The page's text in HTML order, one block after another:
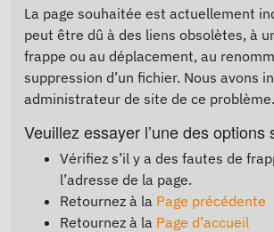
La page souhaitée est actuellement
peut être dû à des liens obsolètes, à
frappe ou au déplacement, au
suppression d’un fichier. Nous avons
administrateur de site de ce problème.
Veuillez essayer l’une des options
Vérifiez s’il y a des fautes de
l’adresse de la page.
Retournez à la Page précédente
Retournez à la Page d’accueil